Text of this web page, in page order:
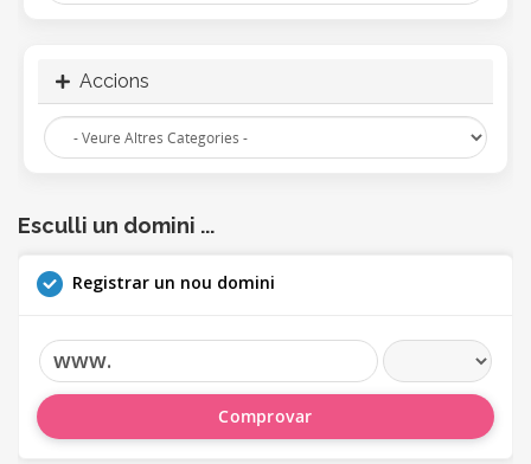
Accions
Esculli un domini ...
Registrar un nou domini
www.
Comprovar